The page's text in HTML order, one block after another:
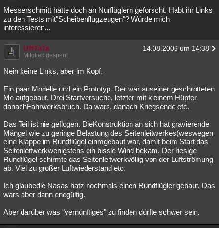
Messerschmitt hatte doch an Nurflüglern geforscht. Habt ihr Links
zu den Tests mit"Scheibenflugzeugen"? Würde mich
interessieren...
UffTaTa 14.08.2006 um 14:38
Mitglied gesperrt
Nein keine Links, aber im Kopf.
Ein paar Modelle und ein Prototyp. Der war auseiner geschrotteten
Me aufgebaut. Drei Startversuche, letzter mit kleinem Hüpfer,
danachFahrwerksbruch. Da wars, danach Kriegsende etc.
Das Teil ist nie geflogen. DieKonstruktion an sich hat gravierende
Mängel wie zu geringe Belastung des Seitenleitwerkes(weswegen
eine Klappe im Rundflügel einmgebaut war, damit beim Start das
Seitenleitwerkwenigstens ein bissle Wind bekam. Der riesige
Rundflügel schirmte das Seitenleitwerkvöllig von der Luftströmung
ab. Viel zu großer Luftwiederstand etc.
Ich glaubedie Nasas hatz nochmals einen Rundflügler gebaut. Das
wars aber dann endgültig.
Aber darüber was "vernünftiges" zu finden dürfte schwer sein.